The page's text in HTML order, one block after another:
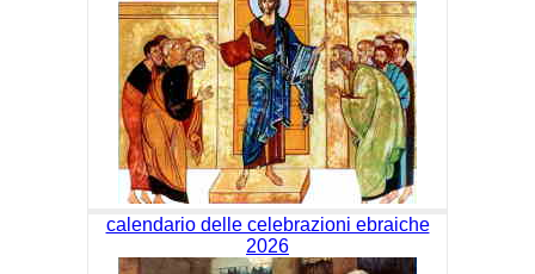
calendario delle celebrazioni ebraiche
2026